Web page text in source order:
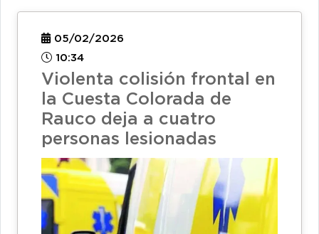
05/02/2026
10:34
Violenta colisión frontal en
la Cuesta Colorada de
Rauco deja a cuatro
personas lesionadas